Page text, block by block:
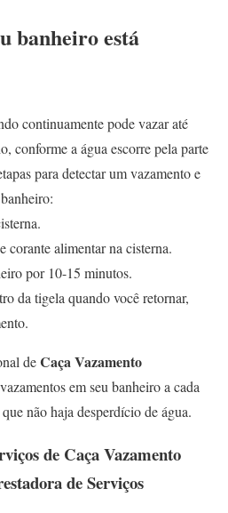
banheiro está
continuamente pode vazar até
conforme a água escorre pela parte
para detectar um vazamento e
corante alimentar na cisterna.
por 10-15 minutos.
da tigela quando você retornar,
deCaça Vazamento
em seu banheiro a cada
não haja desperdício de água.
de Caça Vazamento
de Serviços